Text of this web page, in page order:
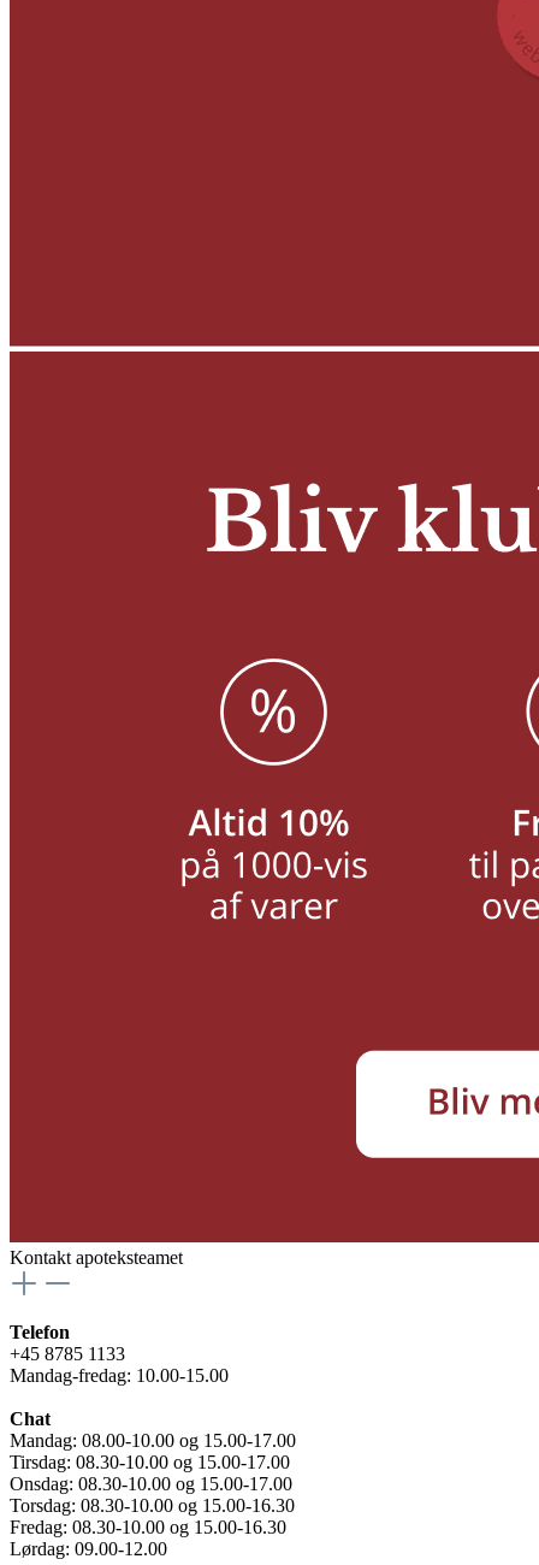
Kontakt apoteksteamet
Telefon
+45 8785 1133
Mandag-fredag: 10.00-15.00
Chat
Mandag: 08.00-10.00 og 15.00-17.00
Tirsdag: 08.30-10.00 og 15.00-17.00
Onsdag: 08.30-10.00 og 15.00-17.00
Torsdag: 08.30-10.00 og 15.00-16.30
Fredag: 08.30-10.00 og 15.00-16.30
Lørdag: 09.00-12.00